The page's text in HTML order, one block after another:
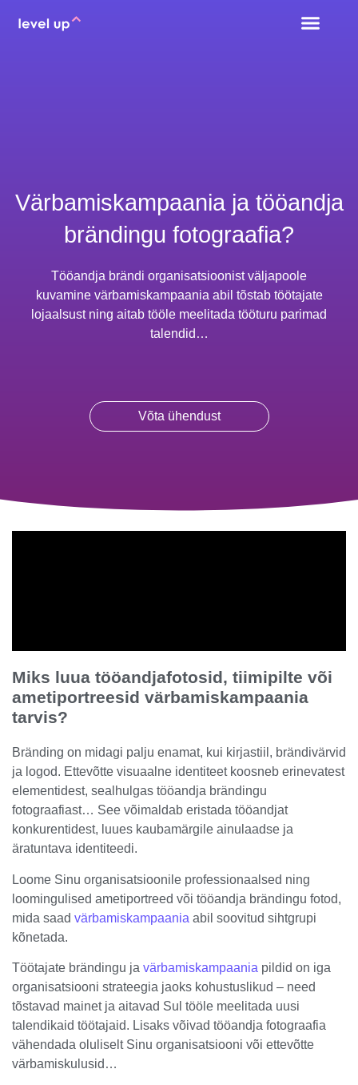
Värbamiskampaania ja tööandja
brändingu fotograafia?
Tööandja brändi organisatsioonist väljapoole
kuvamine värbamiskampaania abil tõstab töötajate
lojaalsust ning aitab tööle meelitada tööturu parimad
talendid…
Võta ühendust
Miks luua tööandjafotosid, tiimipilte või
ametiportreesid värbamiskampaania
tarvis?
Bränding on midagi palju enamat, kui kirjastiil, brändivärvid
ja logod. Ettevõtte visuaalne identiteet koosneb erinevatest
elementidest, sealhulgas tööandja brändingu
fotograafiast… See võimaldab eristada tööandjat
konkurentidest, luues kaubamärgile ainulaadse ja
äratuntava identiteedi.
Loome Sinu organisatsioonile professionaalsed ning
loomingulised ametiportreed või tööandja brändingu fotod,
mida saad värbamiskampaania abil soovitud sihtgrupi
kõnetada.
Töötajate brändingu ja värbamiskampaania pildid on iga
organisatsiooni strateegia jaoks kohustuslikud – need
tõstavad mainet ja aitavad Sul tööle meelitada uusi
talendikaid töötajaid. Lisaks võivad tööandja fotograafia
vähendada oluliselt Sinu organisatsiooni või ettevõtte
värbamiskulusid…